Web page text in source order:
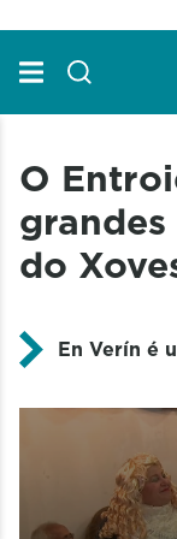
O
do
En Verín é